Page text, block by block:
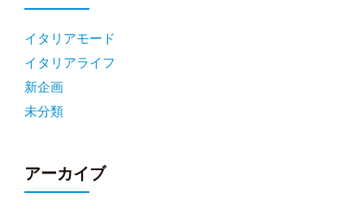
イタリアモード
イタリアライフ
新企画
未分類
アーカイブ